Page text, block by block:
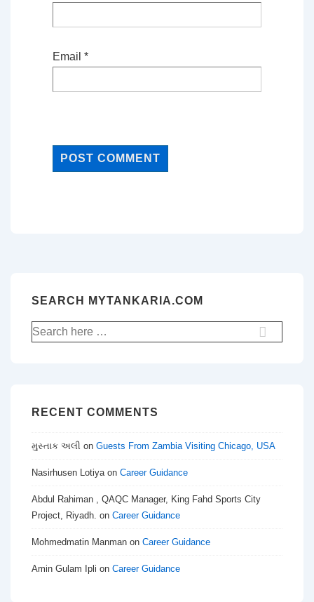
Email *
SEARCH MYTANKARIA.COM
Search
for:
RECENT COMMENTS
મુસ્તાક અલી on Guests From Zambia Visiting Chicago, USA
Nasirhusen Lotiyaon Career Guidance
Abdul Rahiman , QAQC Manager, King Fahd Sports City
Project, Riyadh. on Career Guidance
Mohmedmatin Manman on Career Guidance
Amin Gulam Ipli on Career Guidance